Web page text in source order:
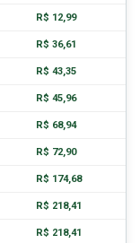
R$ 12,99
R$ 36,61
R$ 43,35
R$ 45,96
R$ 68,94
R$ 72,90
R$ 174,68
R$ 218,41
R$ 218,41